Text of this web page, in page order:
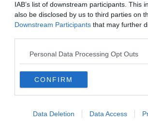
IAB’s list of downstream participants. This
also be disclosed by us to third parties on
Downstream Participants that may further
Personal Data Processing Opt Outs
CONFIRM
Data Deletion Data Access
Mi a megoldás?
22
70